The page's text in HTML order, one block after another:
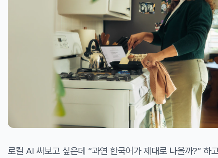
로컬 AI 써보고 싶은데 “과연 한국어가 제대로 나올까?” 하